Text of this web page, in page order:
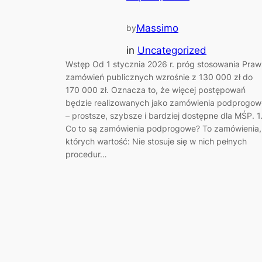
byMassimo
in Uncategorized
Wstęp Od 1 stycznia 2026 r. próg stosowania
zamówień publicznych wzrośnie z 130 000 zł do
170 000 zł. Oznacza to, że więcej postępowań
będzie realizowanych jako zamówienia
– prostsze, szybsze i bardziej dostępne dla MŚP. 1.
Co to są zamówienia podprogowe? To zamówienia,
których wartość: Nie stosuje się w nich pełnych
procedur…